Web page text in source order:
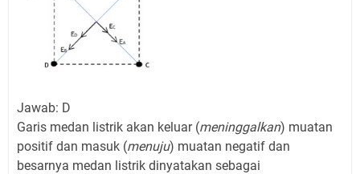
Jawab: D
Garis medan listrik akan keluar (meninggalkan) muatan
positif dan masuk (menuju) muatan negatif dan
besarnya medan listrik dinyatakan sebagai